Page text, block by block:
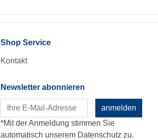
Shop Service
Kontakt
Newsletter abonnieren
anmelden
*Mit der Anmeldung stimmen Sie
automatisch unserem Datenschutz zu.